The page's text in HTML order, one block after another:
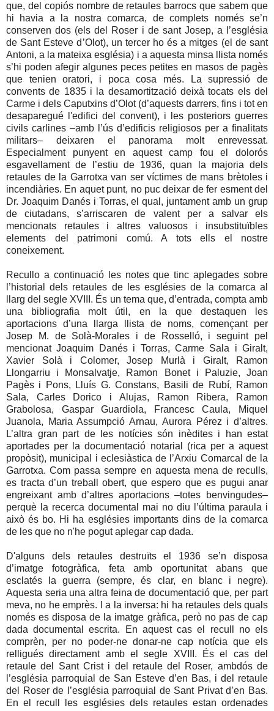
que, del copiós nombre de retaules barrocs que sabem que
hi havia a la nostra comarca, de complets només se’n
conserven dos (els del Roser i de sant Josep, a l’església
de Sant Esteve d’Olot), un tercer ho és a mitges (el de sant
Antoni, a la mateixa església) i a aquesta minsa llista només
s’hi poden afegir algunes peces petites en masos de pagès
que tenien oratori, i poca cosa més. La supressió de
convents de 1835 i la desamortització deixà tocats els del
Carme i dels Caputxins d’Olot (d’aquests darrers, fins i tot en
desaparegué l'edifici del convent), i les posteriors guerres
civils carlines –amb l’ús d’edificis religiosos per a finalitats
militars– deixaren el panorama molt enrevessat.
Especialment punyent en aquest camp fou el dolorós
esgavellament de l’estiu de 1936, quan la majoria dels
retaules de la Garrotxa van ser víctimes de mans brètoles i
incendiàries. En aquet punt, no puc deixar de fer esment del
Dr. Joaquim Danés i Torras, el qual, juntament amb un grup
de ciutadans, s’arriscaren de valent per a salvar els
mencionats retaules i altres valuosos i insubstituïbles
elements del patrimoni comú. A tots ells el nostre
coneixement.
Recullo a continuació les notes que tinc aplegades sobre
l’historial dels retaules de les esglésies de la comarca al
llarg del segle XVIII. És un tema que, d’entrada, compta amb
una bibliografia molt útil, en la que destaquen les
aportacions d’una llarga llista de noms, començant per
Josep M. de Solà-Morales i de Rosselló, i seguint pel
mencionat Joaquim Danés i Torras, Carme Sala i Giralt,
Xavier Solà i Colomer, Josep Murlà i Giralt, Ramon
Llongarriu i Monsalvatje, Ramon Bonet i Paluzie, Joan
Pagès i Pons, Lluís G. Constans, Basili de Rubí, Ramon
Sala, Carles Dorico i Alujas, Ramon Ribera, Ramon
Grabolosa, Gaspar Guardiola, Francesc Caula, Miquel
Juanola, Maria Assumpció Arnau, Aurora Pérez i d’altres.
L’altra gran part de les notícies són inèdites i han estat
aportades per la documentació notarial (rica per a aquest
propòsit), municipal i eclesiàstica de l’Arxiu Comarcal de la
Garrotxa. Com passa sempre en aquesta mena de reculls,
es tracta d’un treball obert, que espero que es pugui anar
engreixant amb d’altres aportacions –totes benvingudes–
perquè la recerca documental mai no diu l’última paraula i
això és bo. Hi ha esglésies importants dins de la comarca
de les que no n'he pogut aplegar cap dada.
D'alguns dels retaules destruïts el 1936 se’n disposa
d’imatge fotogràfica, feta amb oportunitat abans que
esclatés la guerra (sempre, és clar, en blanc i negre).
Aquesta seria una altra feina de documentació que, per part
meva, no he emprès. I a la inversa: hi ha retaules dels quals
només es disposa de la imatge gràfica, però no pas de cap
dada documental escrita. En aquest cas el recull no els
comprèn, per no poder-ne donar-ne cap notícia que els
relligués directament amb el segle XVIII. És el cas del
retaule del Sant Crist i del retaule del Roser, ambdós de
l’església parroquial de San Esteve d’en Bas, i del retaule
del Roser de l’església parroquial de Sant Privat d’en Bas.
En el recull les esglésies dels retaules estan ordenades